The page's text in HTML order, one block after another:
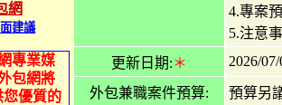
網
建議
專業媒
包網將
您優質的
4.專案
5.注意
更新日期:＊ 2026/
外包兼職案件預算:
預算另